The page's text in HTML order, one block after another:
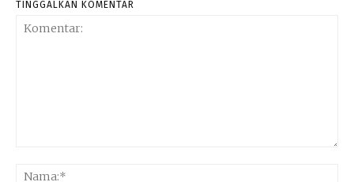
TINGGALKAN KOMENTAR